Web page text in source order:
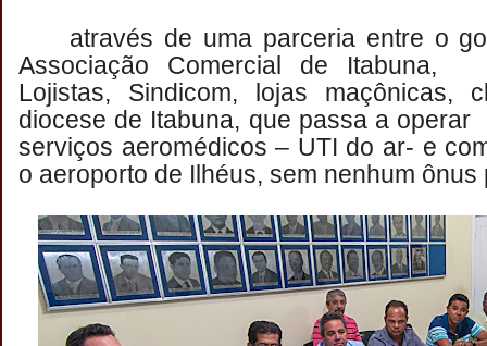
através de uma parceria entre o
Associação Comercial de Itabuna,
Lojistas, Sindicom, lojas
diocese de Itabuna, que passa a
serviços aeromédicos – UTI do ar- e
o aeroporto de Ilhéus, sem nenhum ônus